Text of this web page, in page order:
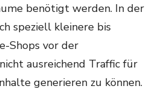
benötigt werden. In der
speziell kleinere bis
Shops vor der
ausreichend Traffic für
generieren zu können.